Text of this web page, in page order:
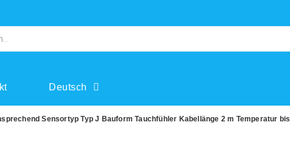
Deutsch
Sensortyp Typ J Bauform Tauchfühler Kabellänge 2 m Temperatur